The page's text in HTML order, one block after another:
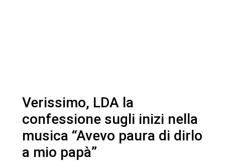
Verissimo, LDA la
confessione sugli inizi nella
musica “Avevo paura di dirlo
a mio papà”